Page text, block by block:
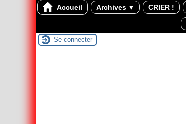
Accueil Archives ▼ CRIER !
Se connecter